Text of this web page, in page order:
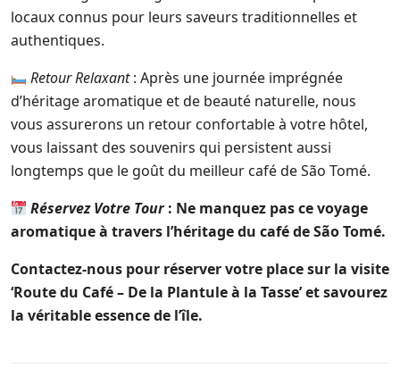
locaux connus pour leurs saveurs traditionnelles et
authentiques.
Retour Relaxant: Après une journée imprégnée
d’héritage aromatique et de beauté naturelle, nous
vous assurerons un retour confortable à votre hôtel,
vous laissant des souvenirs qui persistent aussi
longtemps que le goût du meilleur café de São Tomé.
Réservez Votre Tour: Ne manquez pas ce voyage
aromatique à travers l’héritage du café de São Tomé.
Contactez-nous pour réserver votre place sur la visite
‘Route du Café – De la Plantule à la Tasse’ et savourez
la véritable essence de l’île.